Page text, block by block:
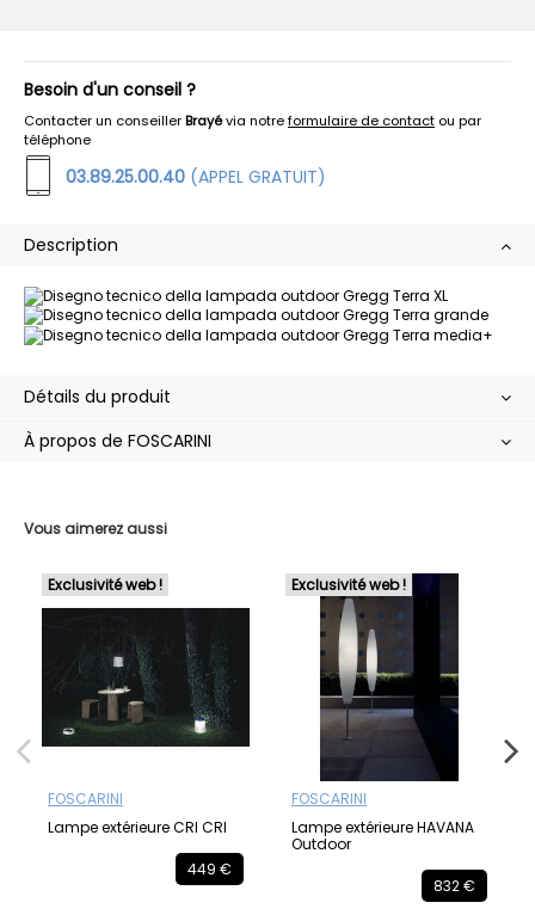
Besoin d'un conseil ?
Contacter un conseillerBrayévia notreformulaire de contact ou par
téléphone
03.89.25.00.40 (APPEL GRATUIT)
Vous aimerez aussi
Exclusivité web !
FOSCARINI
Lampe extérieure CRI CRI
449 €
Exclusivité web !
FOSCARINI
Lampe extérieure HAVANA
Outdoor
832 €
Description
Détails du produit
À propos de FOSCARINI